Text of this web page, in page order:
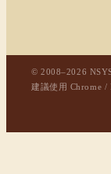
© 2008–2026
建議使用 Chrome /